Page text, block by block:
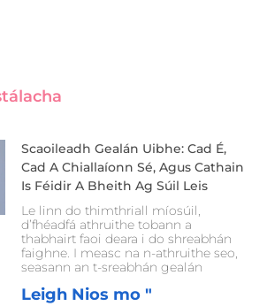
Scaoileadh Gealán Uibhe: Cad É,
Cad A Chiallaíonn Sé, Agus Cathain
Is Féidir A Bheith Ag Súil Leis
Le linn do thimthriall míosúil,
d’fhéadfá athruithe tobann a
thabhairt faoi deara i do shreabhán
faighne. I measc na n-athruithe seo,
seasann an t-sreabhán gealán
Leigh Nios mo "